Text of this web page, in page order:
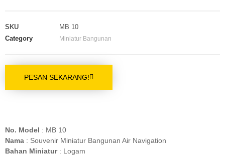
SKU
MB 10
Category
Miniatur Bangunan
PESAN SEKARANG!
No. Model : MB 10
Nama : Souvenir Miniatur Bangunan Air Navigation
Bahan Miniatur: Logam